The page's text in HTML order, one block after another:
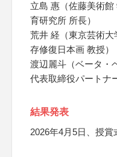
立島 惠（佐藤美術
育研究所 所長）
荒井 経（東京芸術
存修復日本画 教授）
渡辺麗斗（ベータ・
代表取締役パートナ
結果発表
2026年4月5日、授賞